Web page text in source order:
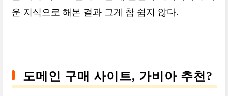
운 지식으로 해본 결과 그게 참 쉽지 않다.
도메인 구매 사이트, 가비아 추천?